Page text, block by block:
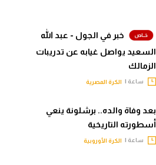
خبر في الجول - عبد الله
السعيد يواصل غيابه عن تدريبات
الزمالك
ساعة | الكرة المصرية
بعد وفاة والده.. برشلونة ينعي
أسطورته التاريخية
ساعة | الكرة الأوروبية